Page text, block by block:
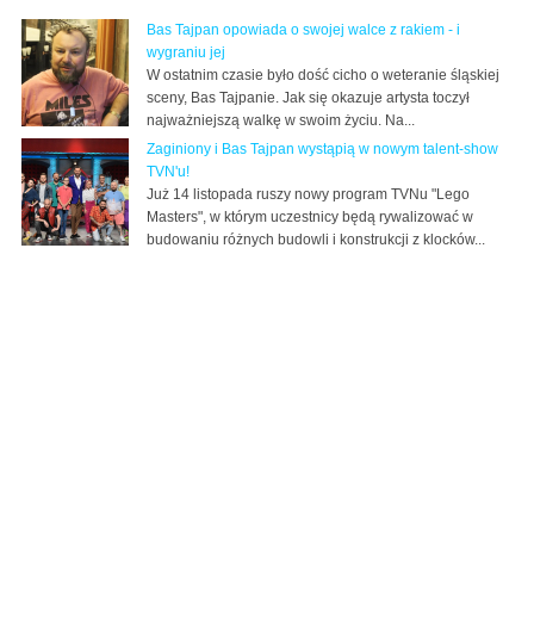
Bas Tajpan opowiada o swojej walce z rakiem - i
wygraniu jej
W ostatnim czasie było dość cicho o weteranie śląskiej
sceny, Bas Tajpanie. Jak się okazuje artysta toczył
najważniejszą walkę w swoim życiu. Na...
Zaginiony i Bas Tajpan wystąpią w nowym talent-show
TVN'u!
Już 14 listopada ruszy nowy program TVNu "Lego
Masters", w którym uczestnicy będą rywalizować w
budowaniu różnych budowli i konstrukcji z klocków...